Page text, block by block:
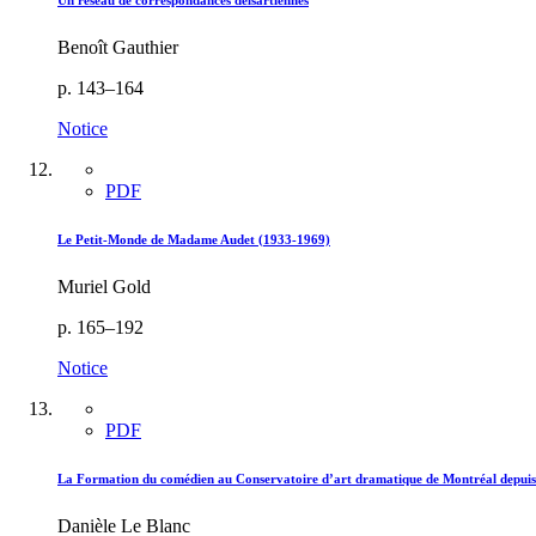
Benoît Gauthier
p. 143–164
Notice
PDF
Le Petit-Monde de Madame Audet (1933-1969)
Muriel Gold
p. 165–192
Notice
PDF
La Formation du comédien au Conservatoire d’art dramatique de Montréal
Danièle Le Blanc